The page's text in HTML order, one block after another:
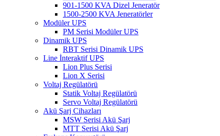
901-1500 KVA Dizel Jeneratör
1500-2500 KVA Jeneratörler
Modüler UPS
PM Serisi Modüler UPS
Dinamik UPS
RBT Serisi Dinamik UPS
Line İnteraktif UPS
Lion Plus Serisi
Lion X Serisi
Voltaj Regülatörü
Statik Voltaj Regülatörü
Servo Voltaj Regülatörü
Akü Şarj Cihazları
MSW Serisi Akü Şarj
MTT Serisi Akü Şarj